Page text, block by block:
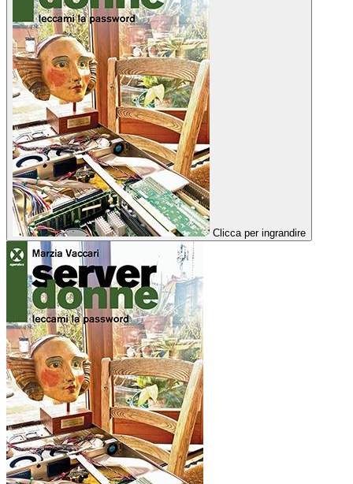
Clicca per ingrandire